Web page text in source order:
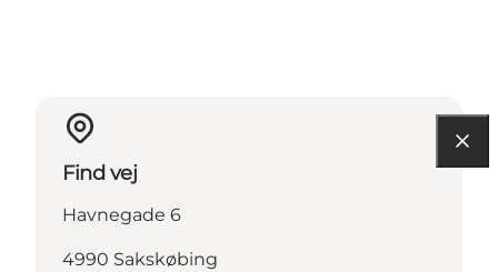
Find vej
Havnegade 6
4990 Sakskøbing